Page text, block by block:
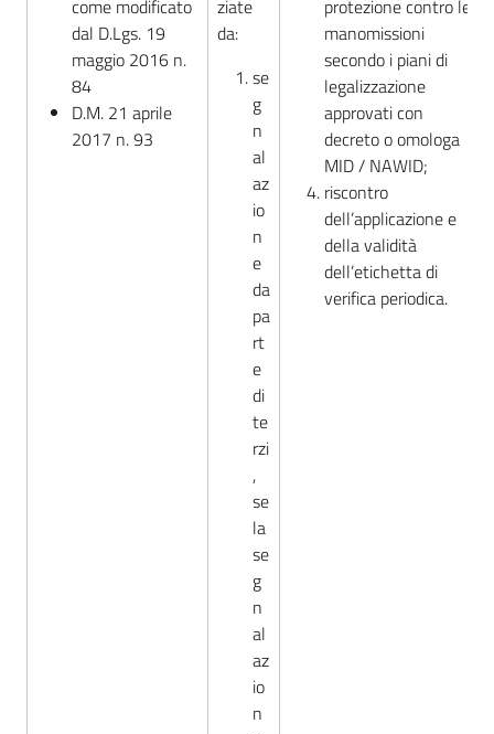
come modificato
dal D.Lgs. 19
maggio 2016 n.
84
D.M. 21 aprile
2017 n. 93
ziate
da:
se
g
n
al
az
io
n
e
da
pa
rt
e
di
te
rzi
,
se
la
se
g
n
al
az
io
n
protezione contro le
manomissioni
secondo i piani di
legalizzazione
approvati con
decreto o omologa
MID / NAWID;
riscontro
dell’applicazione e
della validità
dell’etichetta di
verifica periodica.